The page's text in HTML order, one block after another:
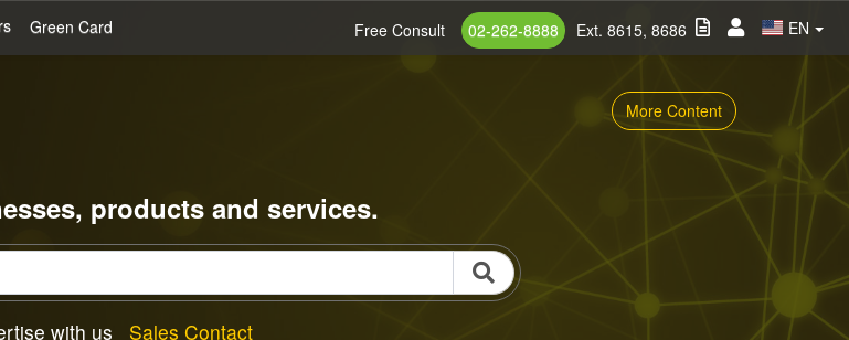
Green Card EN
Free Consult 02-262-8888 Ext. 8615, 8686
More Content
products and services.
with us Sales Contact